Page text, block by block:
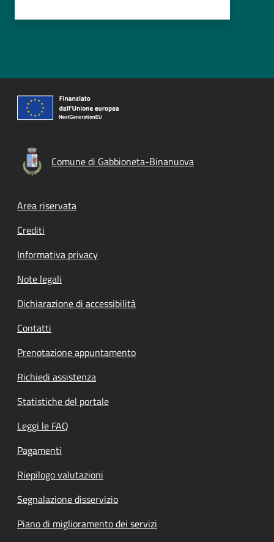
Comune di Gabbioneta-Binanuova
Footer menu
Area riservata
Crediti
Informativa privacy
Note legali
Dichiarazione di accessibilità
Contatti
Prenotazione appuntamento
Richiedi assistenza
Statistiche del portale
Leggi le FAQ
Pagamenti
Riepilogo valutazioni
Segnalazione disservizio
Piano di miglioramento dei servizi